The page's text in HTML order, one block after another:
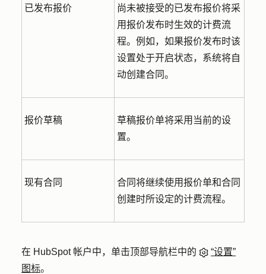
已发布报价
尚未被接受的已发布报价将采
用报价发布时生效的计费流
程。例如，如果报价发布时该
设置处于开启状态，系统将自
动创建合同。
报价草稿
草稿报价单将采用当前的设
置。
现有合同
合同将继续使用报价单和合同
创建时所设定的计费流程。
在 HubSpot 帐户中，单击顶部导航栏中的
“设置”
图标。